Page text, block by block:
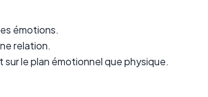
émotions.
relation.
le plan émotionnel que physique.